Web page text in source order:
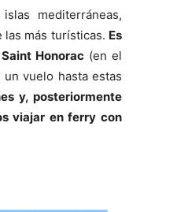
mediterráneas,
más turísticas. Es
Honorac (en el
vuelo hasta estas
y, posteriormente
viajar en ferry con